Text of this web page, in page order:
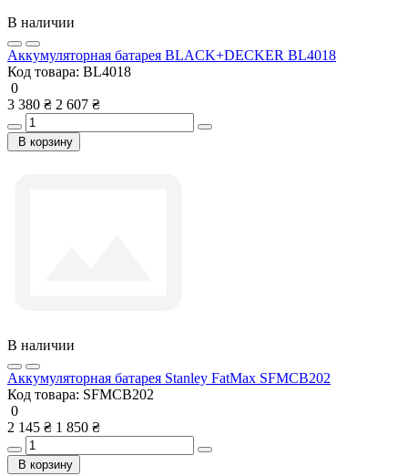
В наличии
Аккумуляторная батарея BLACK+DECKER BL4018
Код товара: BL4018
0
3 380 ₴ 2 607 ₴
В корзину
В наличии
Аккумуляторная батарея Stanley FatMax SFMCB202
Код товара: SFMCB202
0
2 145 ₴ 1 850 ₴
В корзину